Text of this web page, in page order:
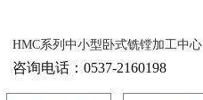
HMC系列中小型卧式铣镗加工中心
咨询电话：0537-2160198